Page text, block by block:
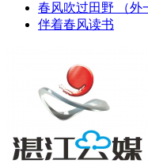
春风吹过田野 （外
伴着春风读书